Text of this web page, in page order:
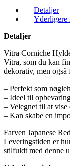
Detaljer
Yderligere
Detaljer
Vitra Corniche
Vitra, som du kan
dekorativ, men også
– Perfekt som
– Ideel til
– Velegnet til at
– Kan skabe en
Farven Japanese
Leveringstiden er
stilfuldt med denne